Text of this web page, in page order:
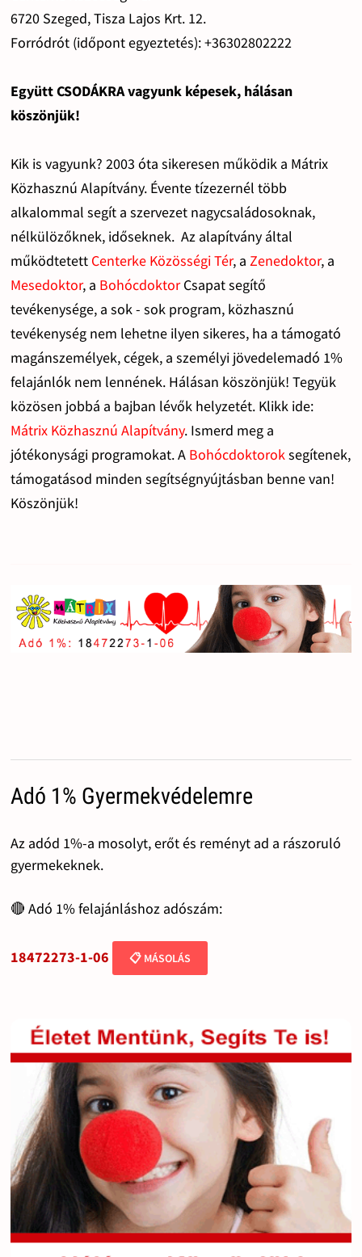
6720 Szeged, Tisza Lajos Krt. 12.
Forródrót (időpont egyeztetés): +36302802222
Együtt CSODÁKRA vagyunk képesek, hálásan
köszönjük!
Kik is vagyunk? 2003 óta sikeresen működik a Mátrix
Közhasznú Alapítvány. Évente tízezernél több
alkalommal segít a szervezet nagycsaládosoknak,
nélkülözőknek, időseknek. Az alapítvány által
működtetett Centerke Közösségi Tér, a Zenedoktor, a
Mesedoktor, a BohócdoktorCsapat segítő
tevékenysége, a sok - sok program, közhasznú
tevékenység nem lehetne ilyen sikeres, ha a támogató
magánszemélyek, cégek, a személyi jövedelemadó 1%
felajánlók nem lennének. Hálásan köszönjük! Tegyük
közösen jobbá a bajban lévők helyzetét. Klikk ide:
Mátrix Közhasznú Alapítvány. Ismerd meg a
jótékonysági programokat. A Bohócdoktoroksegítenek,
támogatásod minden segítségnyújtásban benne van!
Köszönjük!
Adó 1% Gyermekvédelemre
Az adód 1%-a mosolyt, erőt és reményt ad a rászoruló
gyermekeknek.
🔴 Adó 1% felajánláshoz adószám:
18472273-1-06 📋 MÁSOLÁS